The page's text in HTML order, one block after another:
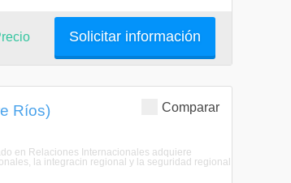
Solicitar información
Comparar
Ríos)
en Relaciones Internacionales adquiere
la integracin regional y la seguridad regional